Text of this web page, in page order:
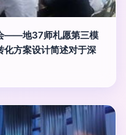
——地37师札愿第三模
化方案设计简述对于深